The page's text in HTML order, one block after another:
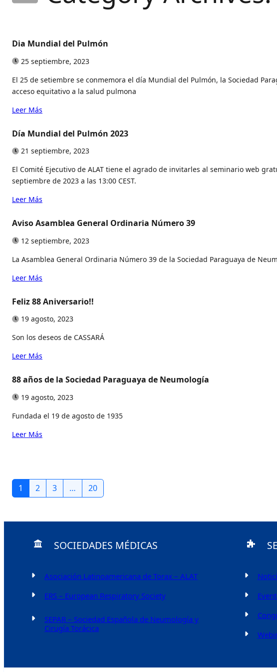
Dia Mundial del Pulmón
25 septiembre, 2023
El 25 de setiembre se conmemora el día Mundial del Pulmón, la Sociedad
acceso equitativo a la salud pulmona
Leer Más
Día Mundial del Pulmón 2023
21 septiembre, 2023
El Comité Ejecutivo de ALAT tiene el agrado de invitarles al seminario web
septiembre de 2023 a las 13:00 CEST.
Leer Más
Aviso Asamblea General Ordinaria Número 39
12 septiembre, 2023
La Asamblea General Ordinaria Número 39 de la Sociedad Paraguaya de
Leer Más
Feliz 88 Aniversario!!
19 agosto, 2023
Son los deseos de CASSARÁ
Leer Más
88 años de la Sociedad Paraguaya de Neumología
19 agosto, 2023
Fundada el 19 de agosto de 1935
Leer Más
1 2 3 … 20
SOCIEDADES MÉDICAS
Asociación Latinoamericana de Torax – ALAT
ERS – European Respiratory Society
SEPAR – Sociedad Española de Neumología y
Cirugía Torácica